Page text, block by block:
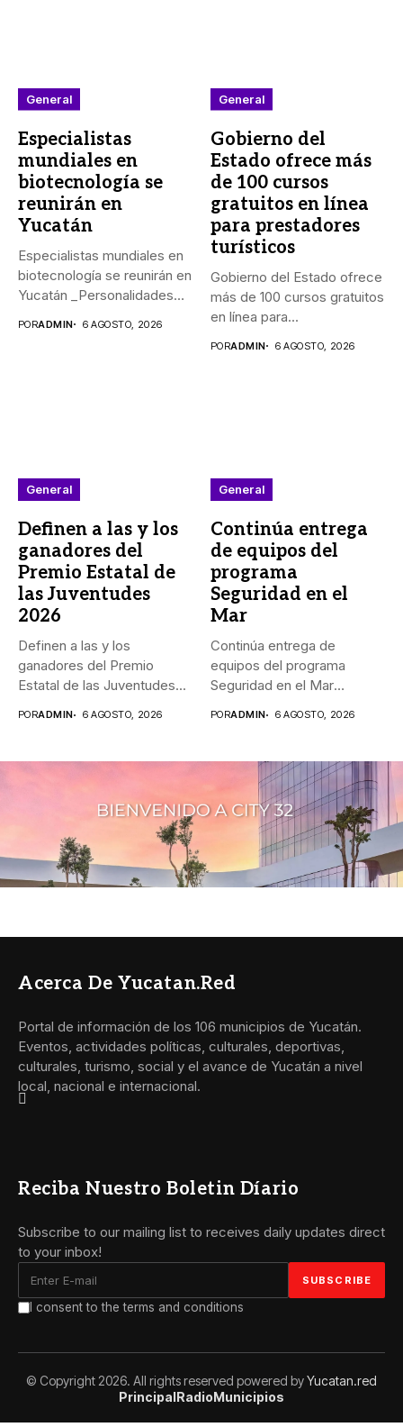
General
Especialistas
mundiales en
biotecnología se
reunirán en
Yucatán
Especialistas mundiales en
biotecnología se reunirán en
Yucatán _Personalidades
PORADMIN 6 AGOSTO, 2026
General
Gobierno del
Estado ofrece más
de 100 cursos
gratuitos en línea
para prestadores
turísticos
Gobierno del Estado ofrece
más de 100 cursos gratuitos
en línea para...
PORADMIN 6 AGOSTO, 2026
General
Definen a las y los
ganadores del
Premio Estatal de
las Juventudes
2026
Definen a las y los
ganadores del Premio
Estatal de las Juventudes...
PORADMIN 6 AGOSTO, 2026
General
Continúa entrega
de equipos del
programa
Seguridad en el
Mar
Continúa entrega de
equipos del programa
Seguridad en el Mar
PORADMIN 6 AGOSTO, 2026
Acerca De Yucatan.red
Portal de información de los 106 municipios de Yucatán.
Eventos, actividades políticas, culturales, deportivas,
culturales, turismo, social y el avance de Yucatán a nivel
local, nacional e internacional.
Reciba Nuestro Boletin Díario
Subscribe to our mailing list to receives daily updates direct
to your inbox!
I consent to the terms and conditions
© Copyright 2026. All rights reserved powered byYucatan.red
PrincipalRadioMunicipios